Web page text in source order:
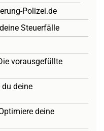
Polizei.de
Steuerfälle
vorausgefüllte
du deine
deine